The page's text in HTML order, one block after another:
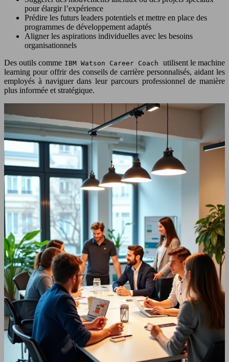
pour élargir l’expérience
Prédire les futurs leaders potentiels et mettre en place des
programmes de développement adaptés
Aligner les aspirations individuelles avec les besoins
organisationnels
Des outils comme IBM Watson Career Coach utilisent le machine
learning pour offrir des conseils de carrière personnalisés, aidant les
employés à naviguer dans leur parcours professionnel de manière
plus informée et stratégique.